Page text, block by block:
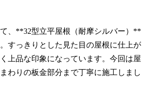
、**32型立平屋根（耐摩シルバー）**
すっきりとした見た目の屋根に仕上が
上品な印象になっています。今回は屋
わりの板金部分まで丁寧に施工しまし